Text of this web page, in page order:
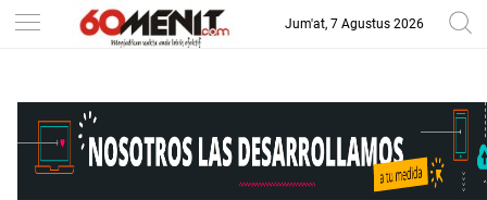
--> Jum'at, 7 Agustus 2026